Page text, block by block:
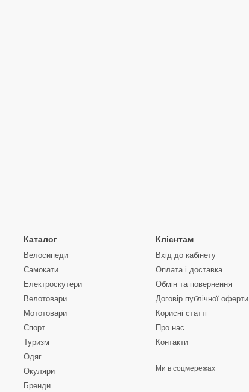
Каталог
Велосипеди
Самокати
Електроскутери
Велотовари
Мототовари
Спорт
Туризм
Одяг
Окуляри
Бренди
Клієнтам
Вхід до кабінету
Оплата і доставка
Обмін та повернення
Договір публічної оферти
Корисні статті
Про нас
Контакти
Ми в соцмережах